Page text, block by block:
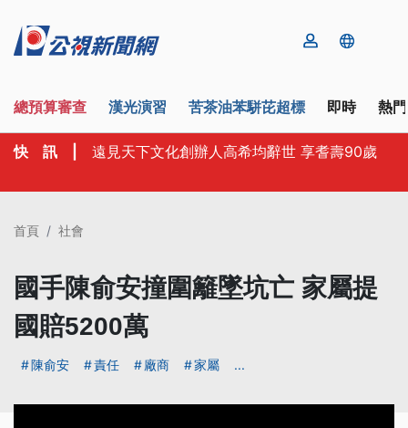
總預算審查 漢光演習 苦茶油苯駢芘超標 即時 熱
快 訊 遠見天下文化創辦人高希均辭世 享耆壽90歲
首頁 社會
國手陳俞安撞圍籬墜坑亡 家屬提
國賠5200萬
陳俞安 責任 廠商 家屬 ...